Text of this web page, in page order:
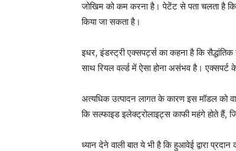
जोखिम को कम करना है। पेटेंट से पता चलता है कि
किया जा सकता है।
इधर, इंडस्ट्री एक्सपर्ट्स का कहना है कि
साथ रियल वर्ल्ड में ऐसा होना असंभव है। एक्सपर्ट
अत्यधिक उत्पादन लागत के कारण इस मॉडल को
कि सल्फाइड इलेक्ट्रोलाइट्स काफी महंगे होते
ध्यान देने वाली बात ये भी है कि हुआवेई द्वारा